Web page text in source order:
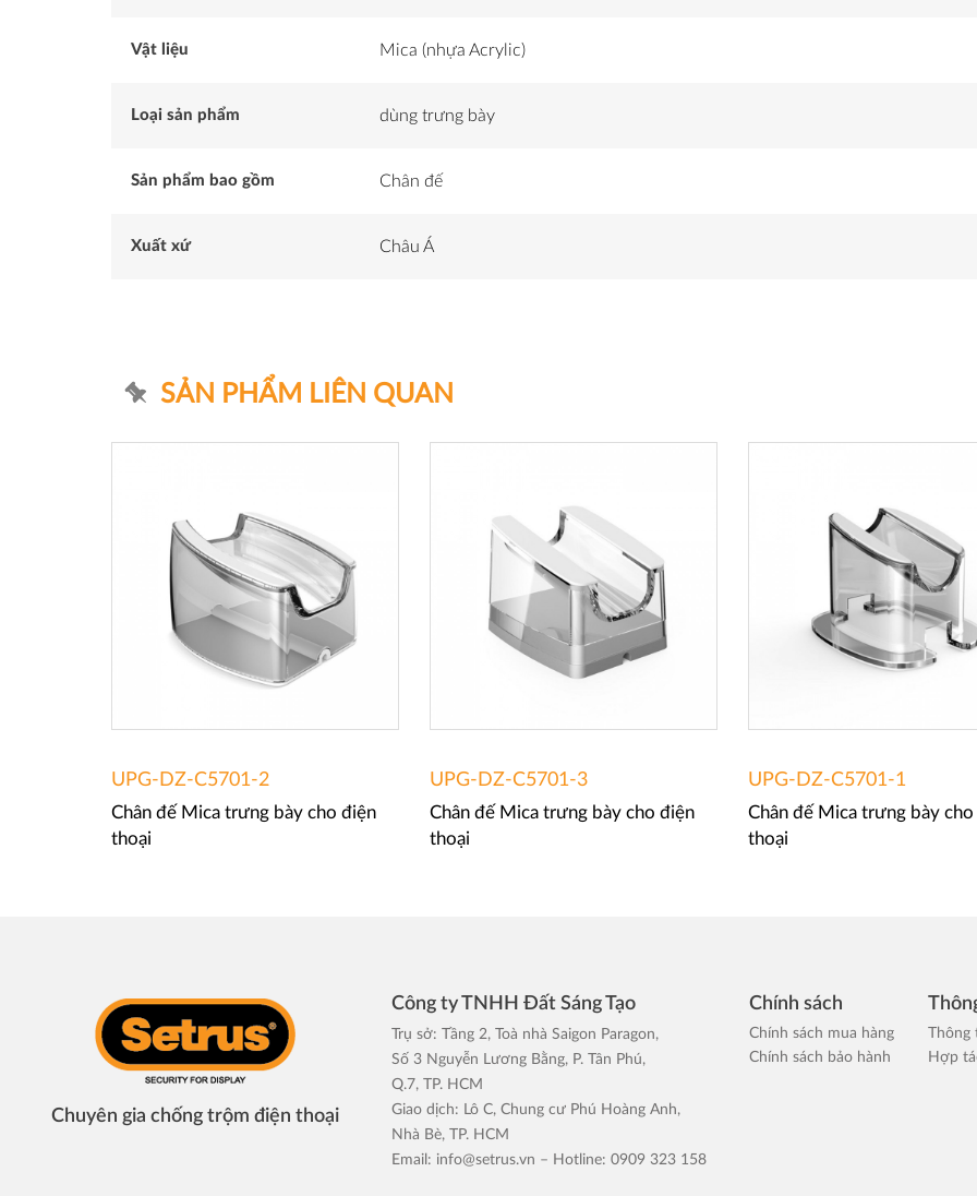
Vật liệu Mica (nhựa Acrylic)
Loại sản phẩm dùng trưng bày
Sản phẩm bao gồm Chân đế
Xuất xứ Châu Á
SẢN PHẨM LIÊN QUAN
UPG-DZ-C5701-2
Chân đế Mica trưng bày cho điện
thoại
UPG-DZ-C5701-3
Chân đế Mica trưng bày cho điện
thoại
UPG-DZ-C5701-1
Chân đế Mica trưng bày
thoại
Chuyên gia chống trộm điện thoại
Công ty TNHH Đất Sáng Tạo
Trụ sở: Tầng 2, Toà nhà Saigon Paragon,
Số 3 Nguyễn Lương Bằng, P. Tân Phú,
Q.7, TP. HCM
Giao dịch: Lô C, Chung cư Phú Hoàng Anh,
Nhà Bè, TP. HCM
Email: info@setrus.vn – Hotline: 0909 323 158
Chính sách
Chính sách mua hàng
Chính sách bảo hành
Hợp